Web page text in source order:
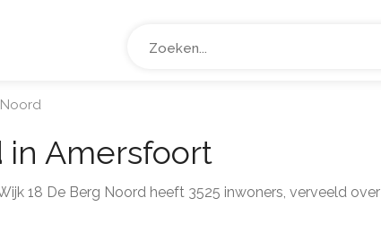
in Amersfoort
18 De Berg Noord heeft 3525 inwoners, verveeld